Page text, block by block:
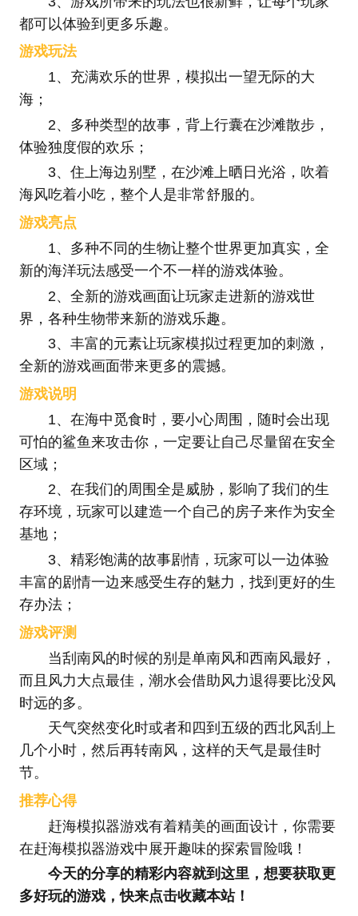
都可以体验到更多乐趣。
游戏玩法
1、充满欢乐的世界，模拟出一望无际的大
海；
2、多种类型的故事，背上行囊在沙滩散步，
体验独度假的欢乐；
3、住上海边别墅，在沙滩上晒日光浴，吹着
海风吃着小吃，整个人是非常舒服的。
游戏亮点
1、多种不同的生物让整个世界更加真实，全
新的海洋玩法感受一个不一样的游戏体验。
2、全新的游戏画面让玩家走进新的游戏世
界，各种生物带来新的游戏乐趣。
3、丰富的元素让玩家模拟过程更加的刺激，
全新的游戏画面带来更多的震撼。
游戏说明
1、在海中觅食时，要小心周围，随时会出现
可怕的鲨鱼来攻击你，一定要让自己尽量留在安全
区域；
2、在我们的周围全是威胁，影响了我们的生
存环境，玩家可以建造一个自己的房子来作为安全
基地；
3、精彩饱满的故事剧情，玩家可以一边体验
丰富的剧情一边来感受生存的魅力，找到更好的生
存办法；
游戏评测
当刮南风的时候的别是单南风和西南风最好，
而且风力大点最佳，潮水会借助风力退得要比没风
时远的多。
天气突然变化时或者和四到五级的西北风刮上
几个小时，然后再转南风，这样的天气是最佳时
节。
推荐心得
赶海模拟器游戏有着精美的画面设计，你需要
在赶海模拟器游戏中展开趣味的探索冒险哦！
今天的分享的精彩内容就到这里，想要获取更
多好玩的游戏，快来点击收藏本站！